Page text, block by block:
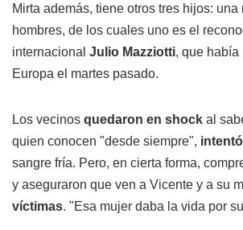
Mirta además, tiene otros tres hijos: una
hombres, de los cuales uno es el
internacional Julio Mazziotti, que había
Europa el martes pasado.
Los vecinos quedaron en shock al
quien conocen "desde siempre",
sangre fría. Pero, en cierta forma,
y aseguraron que ven a Vicente y a su
víctimas. "Esa mujer daba la vida por